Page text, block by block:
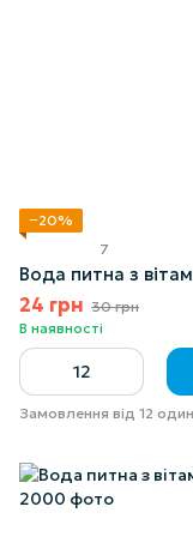
−20%
7
Вода питна з
24 грн 30 грн
В наявності
Замовлення від 12